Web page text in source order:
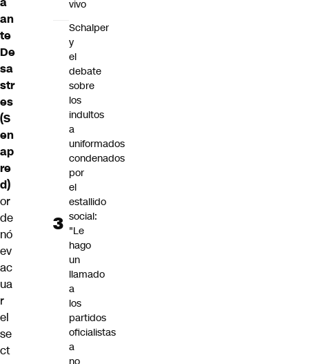
an
te
De
sa
str
es
(S
en
ap
re
d)
or
de
nó
ev
ac
ua
r
el
se
ct
vivo
Schalper
y
el
debate
sobre
los
indultos
a
uniformados
condenados
por
el
estallido
social:
"Le
hago
un
llamado
a
los
partidos
oficialistas
a
no